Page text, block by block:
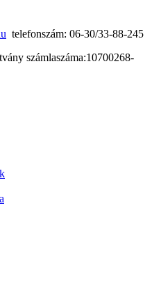
telefonszám: 06-30/33-88-245
számlaszáma:10700268-